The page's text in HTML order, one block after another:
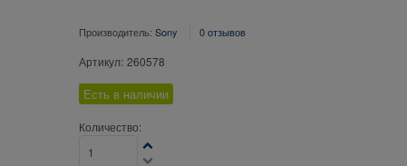
Производитель: Sony 0 отзывов
Артикул: 260578
Есть в наличии
Количество: